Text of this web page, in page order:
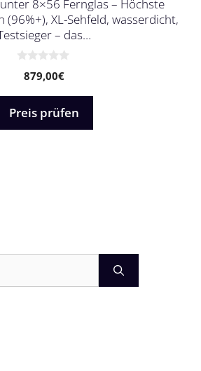
8×56 Fernglas – Höchste
XL-Sehfeld, wasserdicht,
– das…
n
5
879,00€
Preis prüfen